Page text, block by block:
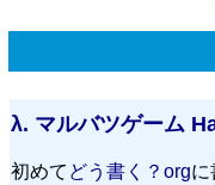
λ. マルバツゲーム
初めて どう書く？orgに